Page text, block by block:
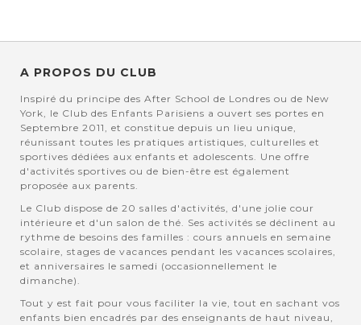
A PROPOS DU CLUB
Inspiré du principe des After School de Londres ou de New
York, le Club des Enfants Parisiens a ouvert ses portes en
Septembre 2011, et constitue depuis un lieu unique,
réunissant toutes les pratiques artistiques, culturelles et
sportives dédiées aux enfants et adolescents. Une offre
d'activités sportives ou de bien-être est également
proposée aux parents.
Le Club dispose de 20 salles d'activités, d'une jolie cour
intérieure et d'un salon de thé. Ses activités se déclinent au
rythme de besoins des familles : cours annuels en semaine
scolaire, stages de vacances pendant les vacances scolaires,
et anniversaires le samedi (occasionnellement le
dimanche).
Tout y est fait pour vous faciliter la vie, tout en sachant vos
enfants bien encadrés par des enseignants de haut niveau,